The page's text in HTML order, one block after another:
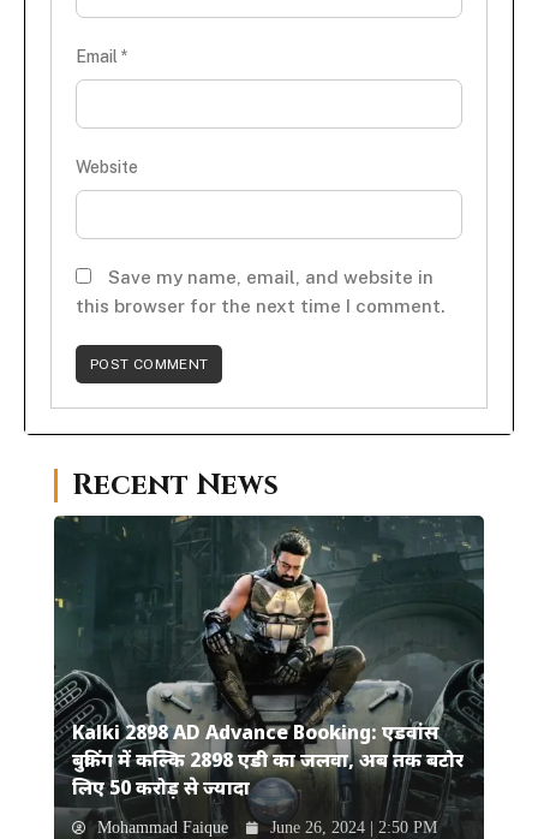
Email *
Website
Save my name, email, and website in
this browser for the next time I comment.
Recent News
Kalki 2898 AD Advance Booking: एडवांस
बुकिंग में कल्कि 2898 एडी का जलवा, अब तक बटोर
लिए 50 करोड़ से ज्यादा
Mohammad Faique June 26, 2024 | 2:50 PM